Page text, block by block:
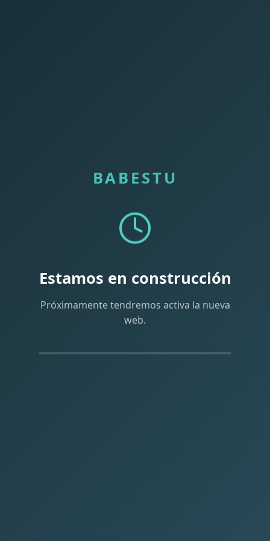
BABESTU
Estamos en construcción
Próximamente tendremos activa la nueva
web.